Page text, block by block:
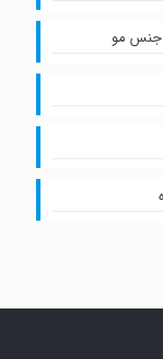
جنس مو